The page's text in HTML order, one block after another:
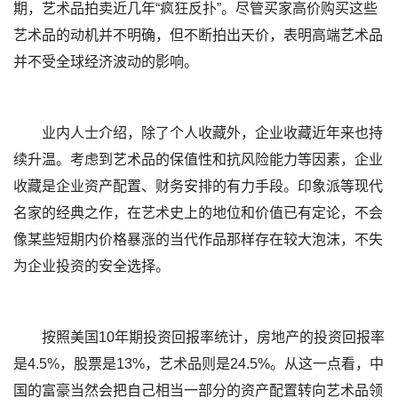
期，艺术品拍卖近几年“疯狂反扑”。尽管买家高价购买这些
艺术品的动机并不明确，但不断拍出天价，表明高端艺术品
并不受全球经济波动的影响。
业内人士介绍，除了个人收藏外，企业收藏近年来也持
续升温。考虑到艺术品的保值性和抗风险能力等因素，企业
收藏是企业资产配置、财务安排的有力手段。印象派等现代
名家的经典之作，在艺术史上的地位和价值已有定论，不会
像某些短期内价格暴涨的当代作品那样存在较大泡沫，不失
为企业投资的安全选择。
按照美国10年期投资回报率统计，房地产的投资回报率
是4.5%，股票是13%，艺术品则是24.5%。从这一点看，中
国的富豪当然会把自己相当一部分的资产配置转向艺术品领